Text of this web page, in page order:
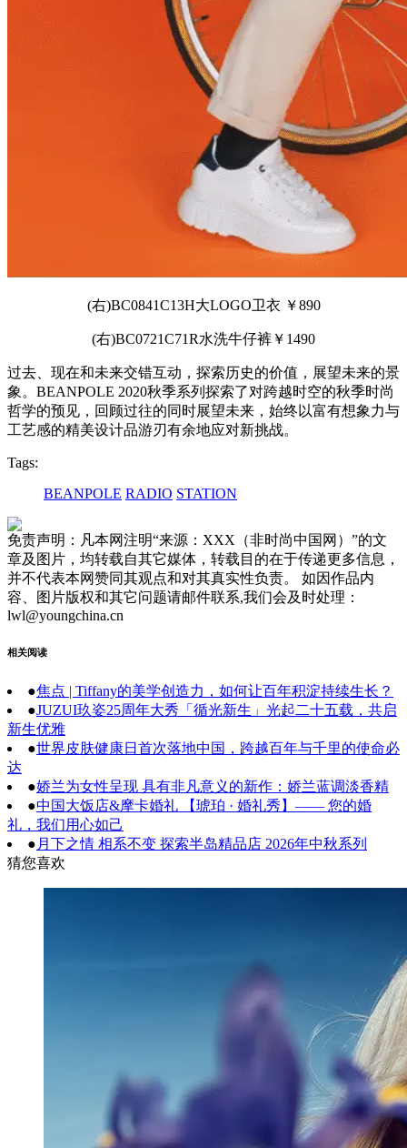
(右)BC0841C13H大LOGO卫衣 ￥890
(右)BC0721C71R水洗牛仔裤￥1490
过去、现在和未来交错互动，探索历史的价值，展望未来的景
象。BEANPOLE 2020秋季系列探索了对跨越时空的秋季时尚
哲学的预见，回顾过往的同时展望未来，始终以富有想象力与
工艺感的精美设计品游刃有余地应对新挑战。
Tags:
BEANPOLE RADIO STATION
免责声明：凡本网注明“来源：XXX（非时尚中国网）”的文
章及图片，均转载自其它媒体，转载目的在于传递更多信息，
并不代表本网赞同其观点和对其真实性负责。 如因作品内
容、图片版权和其它问题请邮件联系,我们会及时处理：
lwl@youngchina.cn
相关阅读
●焦点 | Tiffany的美学创造力，如何让百年积淀持续生长？
●JUZUI玖姿25周年大秀「循光新生」光起二十五载，共启
新生优雅
●世界皮肤健康日首次落地中国，跨越百年与千里的使命必
达
●娇兰为女性呈现 具有非凡意义的新作：娇兰蓝调淡香精
●中国大饭店&摩卡婚礼 【琥珀 · 婚礼秀】—— 您的婚
礼，我们用心如己
● 月下之情 相系不变 探索半岛精品店 2026年中秋系列
猜您喜欢